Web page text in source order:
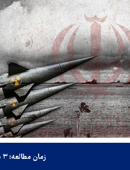
زمان مطالعه: ۳ دقیقه